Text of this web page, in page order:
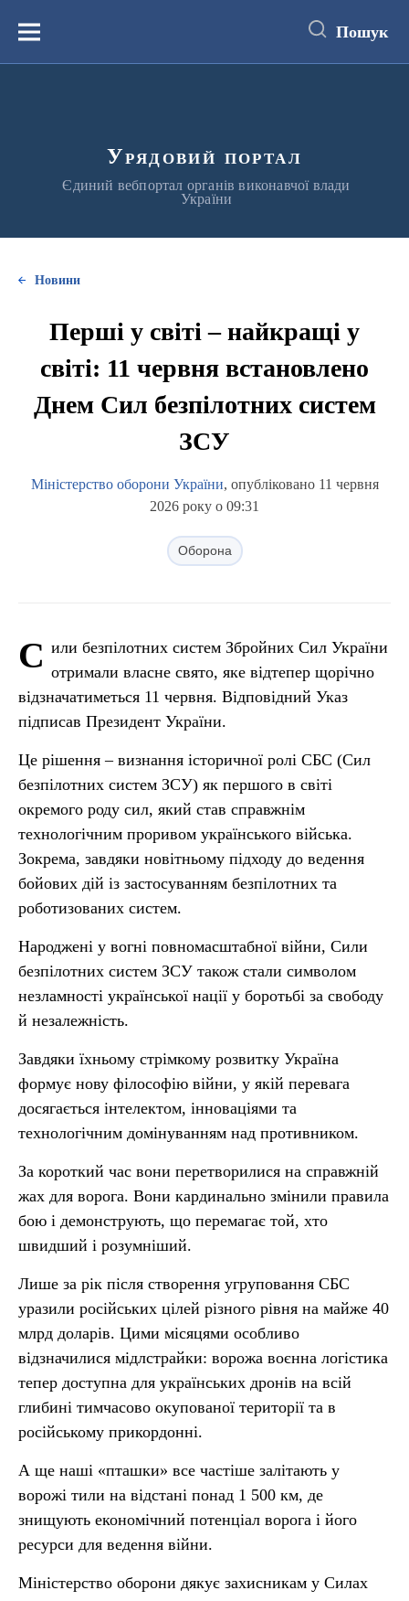
вмістуМеню Пошук
Урядовий портал
Єдиний вебпортал органів виконавчої влади
України
Новини
Перші у світі – найкращі у
світі: 11 червня встановлено
Днем Сил безпілотних систем
ЗСУ
Міністерство оборони України, опубліковано 11 червня
2026 року о 09:31
Оборона
С или безпілотних систем Збройних Сил України
отримали власне свято, яке відтепер щорічно
відзначатиметься 11 червня. Відповідний Указ
підписав Президент України.
Це рішення – визнання історичної ролі СБС (Сил
безпілотних систем ЗСУ) як першого в світі
окремого роду сил, який став справжнім
технологічним проривом українського війська.
Зокрема, завдяки новітньому підходу до ведення
бойових дій із застосуванням безпілотних та
роботизованих систем.
Народжені у вогні повномасштабної війни, Сили
безпілотних систем ЗСУ також стали символом
незламності української нації у боротьбі за свободу
й незалежність.
Завдяки їхньому стрімкому розвитку Україна
формує нову філософію війни, у якій перевага
досягається інтелектом, інноваціями та
технологічним домінуванням над противником.
За короткий час вони перетворилися на справжній
жах для ворога. Вони кардинально змінили правила
бою і демонструють, що перемагає той, хто
швидший і розумніший.
Лише за рік після створення угруповання СБС
уразили російських цілей різного рівня на майже 40
млрд доларів. Цими місяцями особливо
відзначилися мідлстрайки: ворожа воєнна логістика
тепер доступна для українських дронів на всій
глибині тимчасово окупованої території та в
російському прикордонні.
А ще наші «пташки» все частіше залітають у
ворожі тили на відстані понад 1 500 км, де
знищують економічний потенціал ворога і його
ресурси для ведення війни.
Міністерство оборони дякує захисникам у Силах